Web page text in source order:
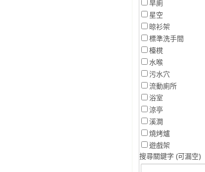
旱廁
星空
晾衫架
標準洗手間
檯櫈
水喉
污水穴
流動廁所
浴室
涼亭
溪澗
燒烤爐
遊戲架
搜尋關鍵字 (可漏空)